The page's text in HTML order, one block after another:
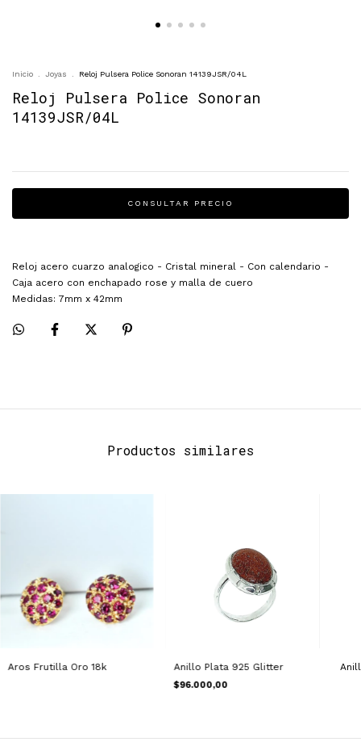
Inicio Joyas Reloj Pulsera Police Sonoran 14139JSR/04L
Reloj Pulsera Police Sonoran
14139JSR/04L
Reloj acero cuarzo analogico - Cristal mineral - Con calendario -
Caja acero con enchapado rose y malla de cuero
Medidas: 7mm x 42mm
Productos similares
Aros Frutilla Oro 18k Anillo Plata 925 Glitter
$96.000,00